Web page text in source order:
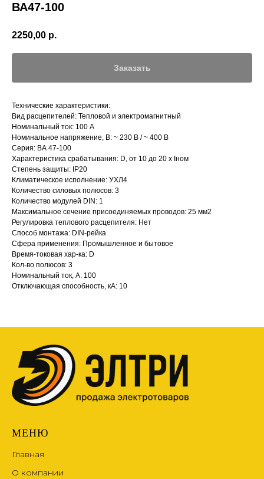
ВА47-100
2250,00 р.
Заказать
Технические характеристики:
Вид расцепителей: Тепловой и электромагнитный
Номинальный ток: 100 А
Номинальное напряжение, В: ~ 230 В / ~ 400 В
Серия: ВА 47-100
Характеристика срабатывания: D, от 10 до 20 х Iном
Степень защиты: IP20
Климатическое исполнение: УХЛ4
Количество силовых полюсов: 3
Количество модулей DIN: 1
Максимальное сечение присоединяемых проводов: 25 мм2
Регулировка теплового расцепителя: Нет
Способ монтажа: DIN-рейка
Сфера применения: Промышленное и бытовое
Время-токовая хар-ка: D
Кол-во полюсов: 3
Номинальный ток, А: 100
Отключающая способность, кА: 10
МЕНЮ
Главная
О компании